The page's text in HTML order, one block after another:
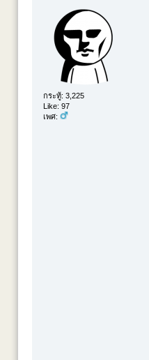
กระทู้: 3,225
Like: 97
เพศ: